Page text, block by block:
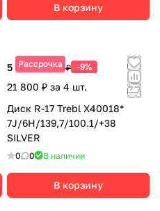
В корзину
Рассрочка
5 450 ₽5 990 ₽ -9%
21 800 ₽ за 4 шт.
Диск R-17 Trebl X40018*
7J/6H/139,7/100.1/+38
SILVER
0 0 В наличии
В корзину